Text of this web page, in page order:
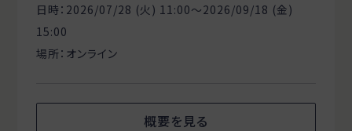
日時：2026/07/28 (火) 11:00〜2026/09/18 (金)
15:00
場所：オンライン
概要を見る